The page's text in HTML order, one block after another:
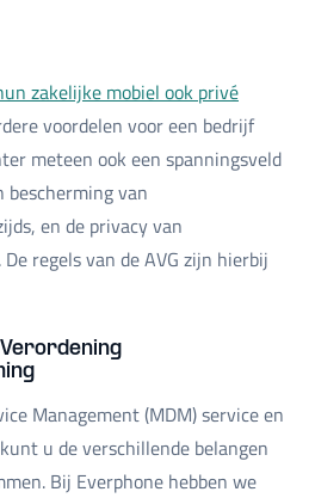
zakelijke mobiel ook privé
voordelen voor een bedrijf
meteen ook een spanningsveld
bescherming van
en de privacy van
regels van de AVG zijn hierbij
Management (MDM) service en
u de verschillende belangen
Bij Everphone hebben we